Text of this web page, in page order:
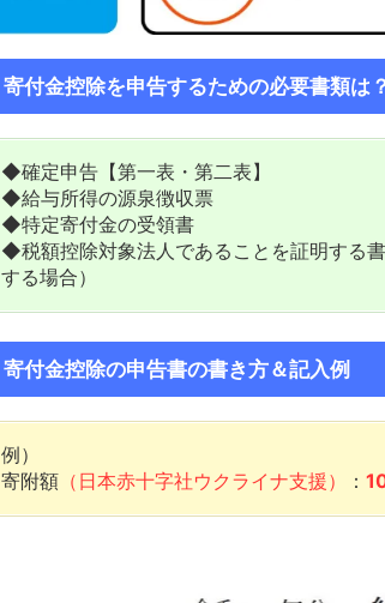
寄付金控除を申告するための必要書類は？
◆確定申告【第一表・第二表】
◆給与所得の源泉徴収票
◆特定寄付金の受領書
◆税額控除対象法人であることを証明する
する場合）
寄付金控除の申告書の書き方＆記入例
例）
寄附額 （日本赤十字社ウクライナ支援） ：